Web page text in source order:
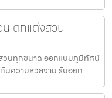
ตกแต่งสวน
วนทุกขนาด ออกแบบภูมิทัศน์
นความสวยงาม รับออก